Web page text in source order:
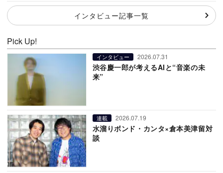
インタビュー記事一覧
Pick Up!
インタビュー 2026.07.31
渋谷慶一郎が考えるAIと“音楽の未
来”
連載 2026.07.19
水溜りボンド・カンタ×倉本美津留対
談